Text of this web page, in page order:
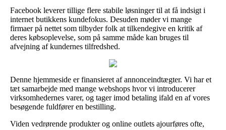
Facebook leverer tillige flere stabile løsninger til at få indsigt i
internet butikkens kundefokus. Desuden møder vi mange
firmaer på nettet som tilbyder folk at tilkendegive en kritik af
deres købsoplevelse, som på samme måde kan bruges til
afvejning af kundernes tilfredshed.
Denne hjemmeside er finansieret af annonceindtægter. Vi har et
tæt samarbejde med mange webshops hvor vi introducerer
virksomhedernes varer, og tager imod betaling ifald en af vores
besøgende fuldfører en bestilling.
Viden vedrørende produkter og online outlets ajourføres ofte,